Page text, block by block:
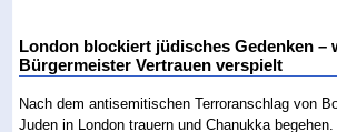
London blockiert jüdisches Gedenken –
Bürgermeister Vertrauen verspielt
Nach dem antisemitischen Terroranschlag von
Juden in London trauern und Chanukka